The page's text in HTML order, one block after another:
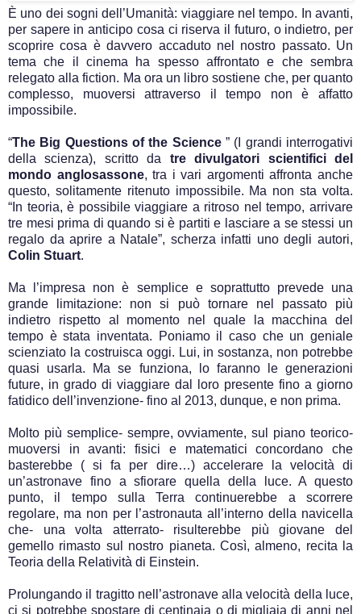
È uno dei sogni dell’Umanità: viaggiare nel tempo. In avanti,
per sapere in anticipo cosa ci riserva il futuro, o indietro, per
scoprire cosa è davvero accaduto nel nostro passato. Un
tema che il cinema ha spesso affrontato e che sembra
relegato alla fiction. Ma ora un libro sostiene che, per quanto
complesso, muoversi attraverso il tempo non è affatto
impossibile.
“The Big Questions of the Science ” (I grandi interrogativi
della scienza), scritto da tre divulgatori scientifici del
mondo anglosassone, tra i vari argomenti affronta anche
questo, solitamente ritenuto impossibile. Ma non sta volta.
“In teoria, è possibile viaggiare a ritroso nel tempo, arrivare
tre mesi prima di quando si è partiti e lasciare a se stessi un
regalo da aprire a Natale”, scherza infatti uno degli autori,
Colin Stuart.
Ma l’impresa non è semplice e soprattutto prevede una
grande limitazione: non si può tornare nel passato più
indietro rispetto al momento nel quale la macchina del
tempo è stata inventata. Poniamo il caso che un geniale
scienziato la costruisca oggi. Lui, in sostanza, non potrebbe
quasi usarla. Ma se funziona, lo faranno le generazioni
future, in grado di viaggiare dal loro presente fino a giorno
fatidico dell’invenzione- fino al 2013, dunque, e non prima.
Molto più semplice- sempre, ovviamente, sul piano teorico-
muoversi in avanti: fisici e matematici concordano che
basterebbe ( si fa per dire…) accelerare la velocità di
un’astronave fino a sfiorare quella della luce. A questo
punto, il tempo sulla Terra continuerebbe a scorrere
regolare, ma non per l’astronauta all’interno della navicella
che- una volta atterrato- risulterebbe più giovane del
gemello rimasto sul nostro pianeta. Così, almeno, recita la
Teoria della Relatività di Einstein.
Prolungando il tragitto nell’astronave alla velocità della luce,
ci si potrebbe spostare di centinaia o di migliaia di anni nel